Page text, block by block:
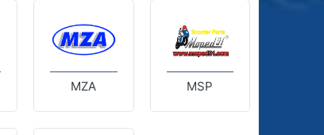
MZA MSP